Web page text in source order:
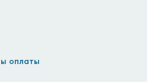
оплаты